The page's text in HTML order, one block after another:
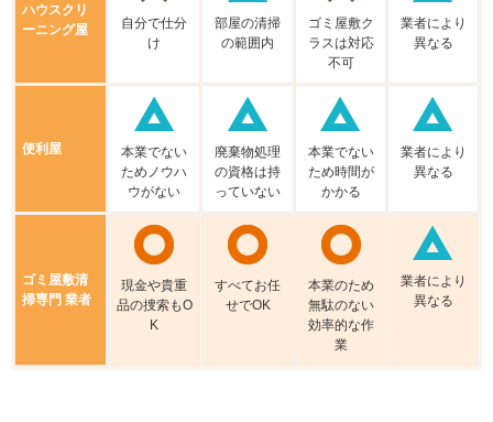
ハウスクリ
ーニング屋
⾃分で仕分
け
部屋の清掃
の範囲内
ゴミ屋敷ク
ラスは対応
不可
業者により
異なる
便利屋
本業でない
ためノウハ
ウがない
廃棄物処理
の資格は持
っていない
本業でない
ため時間が
かかる
業者により
異なる
ゴミ屋敷清
掃専門 業者
現⾦や貴重
品の捜索もO
K
すべてお任
せでOK
本業のため
無駄のない
効率的な作
業
業者により
異なる